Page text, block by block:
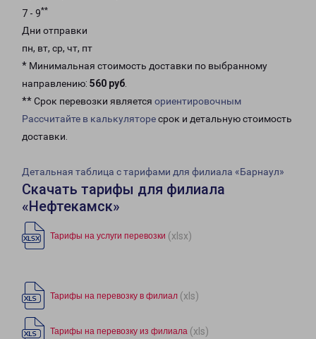
7 - 9**
Дни отправки
пн, вт, ср, чт, пт
* Минимальная стоимость доставки по выбранному
направлению: 560 руб.
** Срок перевозки является ориентировочным
Рассчитайте в калькуляторесрок и детальную стоимость
доставки.
Детальная таблица с тарифами для филиала «Барнаул»
Скачать тарифы для филиала
«Нефтекамск»
Тарифы на услуги перевозки (xlsx)
Тарифы на перевозку в филиал (xls)
Тарифы на перевозку из филиала (xls)